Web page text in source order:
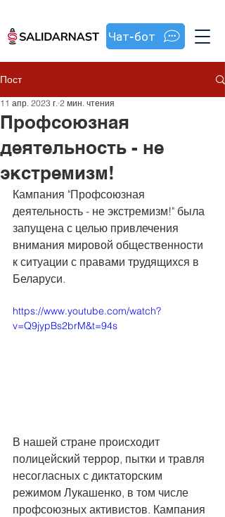
Чат-бот
Пост
Профсоюзная
деятельность - не
экстремизм!
11 апр. 2023 г. 2 мин. чтения
Кампания "Профсоюзная
деятельность - не экстремизм!" была
запущена с целью привлечения
внимания мировой общественности
к ситуации с правами трудящихся в
Беларуси.
https://www.youtube.com/watch?
v=Q9jypBs2brM&t=94s
В нашей стране происходит
полицейский террор, пытки и травля
несогласных с диктаторским
режимом Лукашенко, в том числе
профсоюзных активистов. Кампания